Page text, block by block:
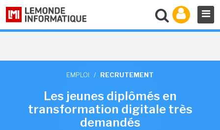
EMPLOI / RECRUTEMENT
Les jeunes diplômés en
transformation digitale très
demandés